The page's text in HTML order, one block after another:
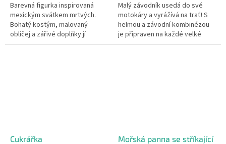
Barevná figurka inspirovaná
mexickým svátkem mrtvých.
Bohatý kostým, malovaný
obličej a zářivé doplňky jí
dodávají nezaměnitelný styl.
Malý závodník usedá do své
motokáry a vyrážívá na trať! S
helmou a závodní kombinézou
je připraven na každé velké
dobrodružství na čtyřech
Cukrářka
Mořská panna se stříkající